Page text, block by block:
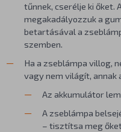
tűnnek, cserélje ki őket.
megakadályozzuk a
betartásával a
szemben.
Ha a zseblámpa villog,
vagy nem világít, annak
Az akkumulátor
A zseblámpa
– tisztítsa meg